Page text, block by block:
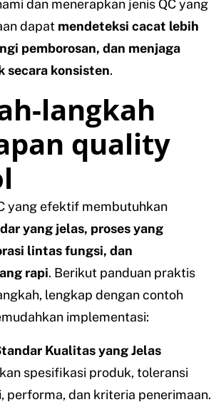
dan menerapkan jenis QC yang
dapat mendeteksi cacat lebih
pemborosan, dan menjaga
secara konsisten.
langkah
quality
yang efektif membutuhkan
yang jelas, proses yang
lintas fungsi, dan
rapi. Berikut panduan praktis
lengkap dengan contoh
implementasi:
Kualitas yang Jelas
spesifikasi produk, toleransi
performa, dan kriteria penerimaan.